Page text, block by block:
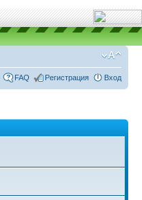
FAQ Регистрация Вход